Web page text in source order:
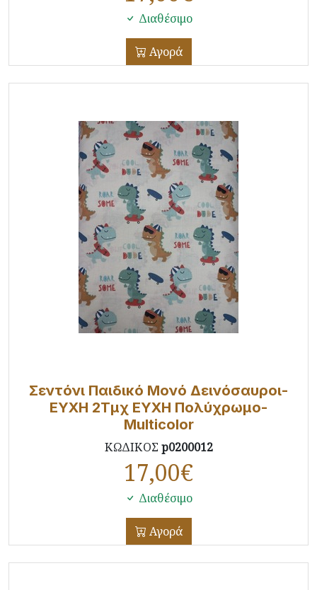
Διαθέσιμο
Αγορά
Σεντόνι Παιδικό Μονό Δεινόσαυροι-
ΕΥΧΗ 2Τμχ ΕΥΧΗ Πολύχρωμο-
Multicolor
ΚΩΔΙΚΟΣ p0200012
17,00€
Διαθέσιμο
Αγορά